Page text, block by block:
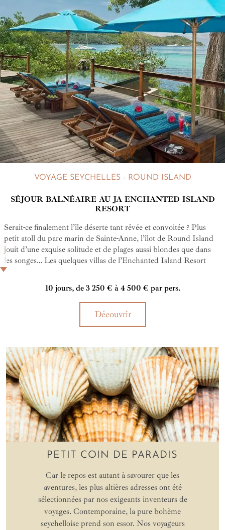
VOYAGE SEYCHELLES - ROUND ISLAND
SÉJOUR BALNÉAIRE AU JA ENCHANTED ISLAND
RESORT
Serait-ce finalement l’île déserte tant rêvée et convoitée ? Plus
petit atoll du parc marin de Sainte-Anne, l’îlot de Round Island
jouit d’une exquise solitude et de plages aussi blondes que dans
les songes… Les quelques villas de l’Enchanted Island Resort
vous invitent à venir retrouver ce paradis perdu…
10 jours, de 3 250 € à 4 500 € par pers.
Découvrir
PETIT COIN DE PARADIS
Car le repos est autant à savourer que les
aventures, les plus altières adresses ont été
sélectionnées par nos exigeants inventeurs de
voyages. Contemporaine, la pure bohème
seychelloise prend son essor. Nos voyageurs